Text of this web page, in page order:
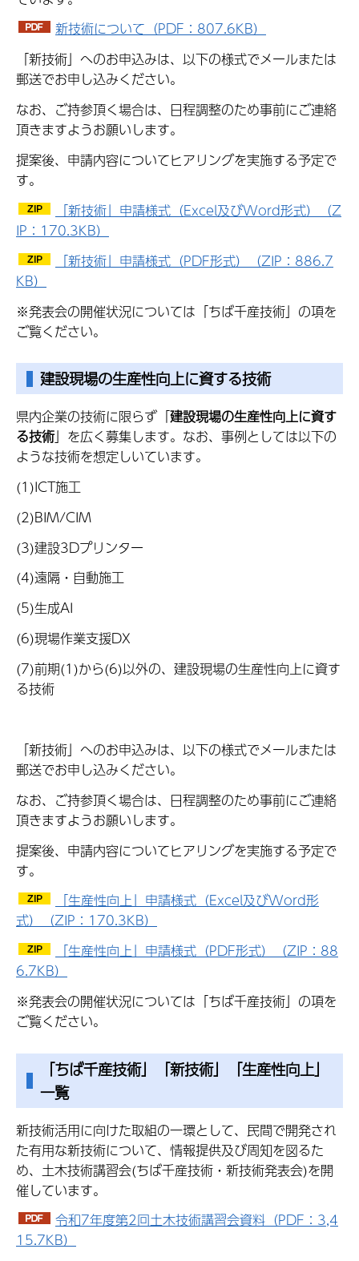
新技術について（PDF：807.6KB）
「新技術」へのお申込みは、以下の様式でメールまたは
郵送でお申し込みください。
なお、ご持参頂く場合は、日程調整のため事前にご連絡
頂きますようお願いします。
提案後、申請内容についてヒアリングを実施する予定で
す。
「新技術」申請様式（Excel及びWord形式）（Z
IP：170.3KB）
「新技術」申請様式（PDF形式）（ZIP：886.7
KB）
※発表会の開催状況については「ちば千産技術」の項を
ご覧ください。
建設現場の生産性向上に資する技術
県内企業の技術に限らず「建設現場の生産性向上に資す
る技術」を広く募集します。なお、事例としては以下の
ような技術を想定しいています。
(1)ICT施工
(2)BIM/CIM
(3)建設3Dプリンター
(4)遠隔・自動施工
(5)生成AI
(6)現場作業支援DX
(7)前期(1)から(6)以外の、建設現場の生産性向上に資す
る技術
「新技術」へのお申込みは、以下の様式でメールまたは
郵送でお申し込みください。
なお、ご持参頂く場合は、日程調整のため事前にご連絡
頂きますようお願いします。
提案後、申請内容についてヒアリングを実施する予定で
す。
「生産性向上」申請様式（Excel及びWord形
式）（ZIP：170.3KB）
「生産性向上」申請様式（PDF形式）（ZIP：88
6.7KB）
※発表会の開催状況については「ちば千産技術」の項を
ご覧ください。
「ちば千産技術」「新技術」「生産性向上」
一覧
新技術活用に向けた取組の一環として、民間で開発され
た有用な新技術について、情報提供及び周知を図るた
め、土木技術講習会(ちば千産技術・新技術発表会)を開
催しています。
令和7年度第2回土木技術講習会資料（PDF：3,4
15.7KB）